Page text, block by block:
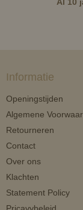
Informatie
Openingstijden
Algemene
Retourneren
Contact
Over ons
Klachten
Statement Policy